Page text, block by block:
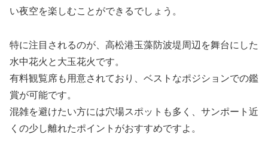
い夜空を楽しむことができるでしょう。
特に注目されるのが、高松港玉藻防波堤周辺を舞台にした
水中花火と大玉花火です。
有料観覧席も用意されており、ベストなポジションでの鑑
賞が可能です。
混雑を避けたい方には穴場スポットも多く、サンポート近
くの少し離れたポイントがおすすめですよ。